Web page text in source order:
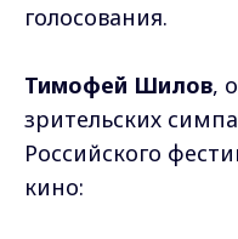
голосования.
Тимофей Шилов,
зрительских
Российского
кино: